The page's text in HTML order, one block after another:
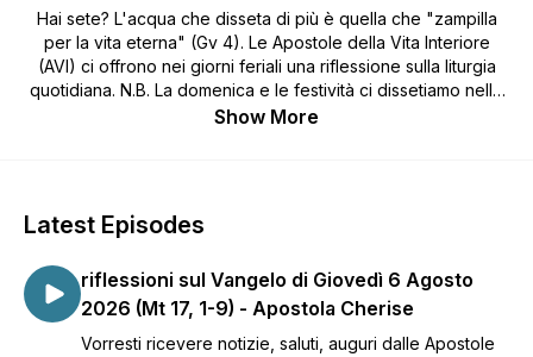
Hai sete? L'acqua che disseta di più è quella che "zampilla
per la vita eterna" (Gv 4). Le Apostole della Vita Interiore
(AVI) ci offrono nei giorni feriali una riflessione sulla liturgia
quotidiana. N.B. La domenica e le festività ci dissetiamo nelle
nostre comunità parrocchiali.
Show More
Latest Episodes
riflessioni sul Vangelo di Giovedì 6 Agosto
2026 (Mt 17, 1-9) - Apostola Cherise
Vorresti ricevere notizie, saluti, auguri dalle Apostole